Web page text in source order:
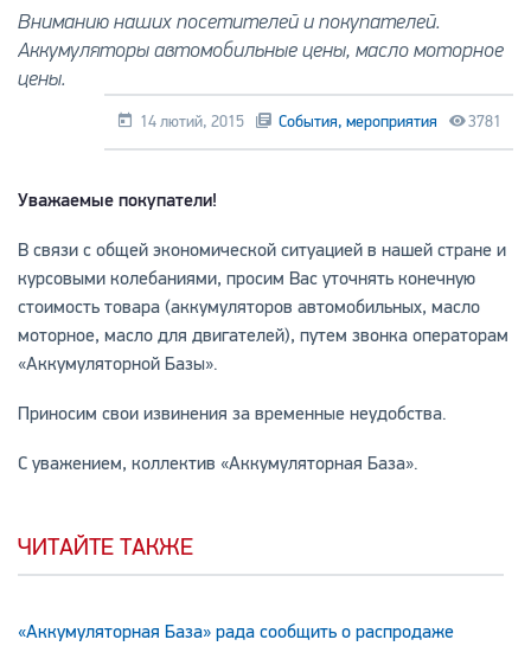
Вниманию наших посетителей и покупателей.
Аккумуляторы автомобильные цены, масло моторное
цены.
14 лютий, 2015 События, мероприятия 3781
Уважаемые покупатели!
В связи с общей экономической ситуацией в нашей стране и
курсовыми колебаниями, просим Вас уточнять конечную
стоимость товара (аккумуляторов автомобильных, масло
моторное, масло для двигателей), путем звонка операторам
«Аккумуляторной Базы».
Приносим свои извинения за временные неудобства.
С уважением, коллектив «Аккумуляторная База».
ЧИТАЙТЕ ТАКЖЕ
«Аккумуляторная База» рада сообщить о распродаже